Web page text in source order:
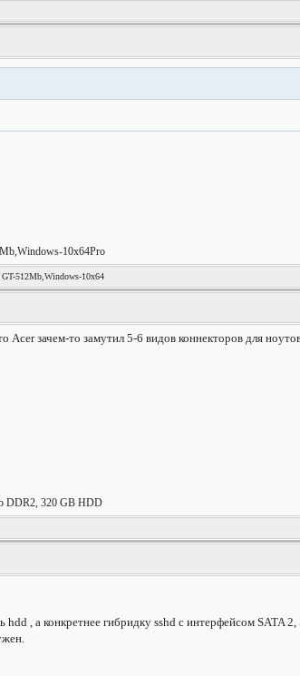
10x64Pro
512Mb,Windows-10x64
зачем-то замутил 5-6 видов коннекторов для
DDR2, 320 GB HDD
, а конкретнее гибридку sshd с интерфейсом SATA 2,